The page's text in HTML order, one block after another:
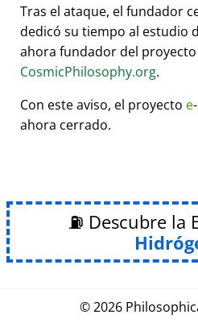
Tras el ataque, el fundador
dedicó su tiempo al estudio
ahora fundador del proyecto
CosmicPhilosophy.org.
Con este aviso, el proyecto e
ahora cerrado.
⛽ Descubre la
© 2026